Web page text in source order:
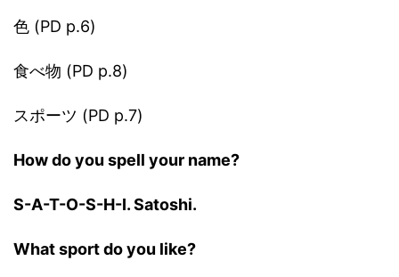
色 (PD p.6)
食べ物 (PD p.8)
スポーツ (PD p.7)
How do you spell your name?
S-A-T-O-S-H-I. Satoshi.
What sport do you like?